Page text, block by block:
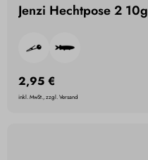
Jenzi Hechtpose 2 10g
2,95 €
inkl. MwSt., zzgl. Versand